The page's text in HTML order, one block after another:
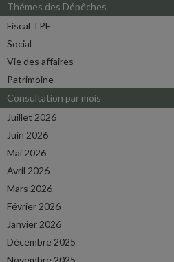
Thémes des Dépêches
Fiscal TPE
Social
Vie des affaires
Patrimoine
Consultation par mois
Juillet 2026
Juin 2026
Mai 2026
Avril 2026
Mars 2026
Février 2026
Janvier 2026
Décembre 2025
Novembre 2025